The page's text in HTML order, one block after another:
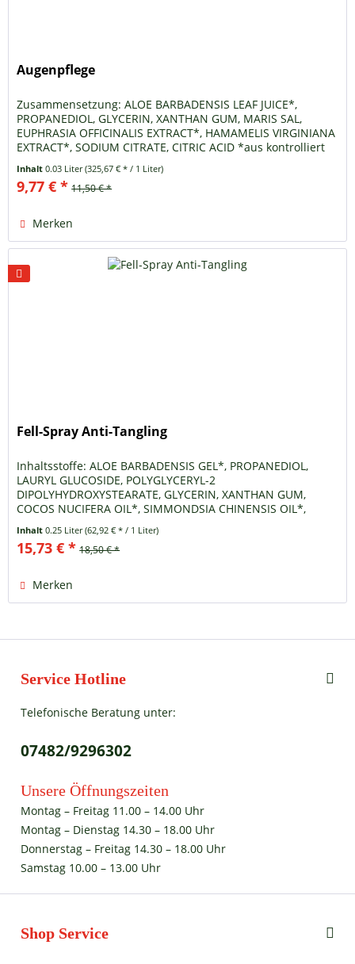
Augenpflege
Zusammensetzung: ALOE BARBADENSIS LEAF JUICE*,
PROPANEDIOL, GLYCERIN, XANTHAN GUM, MARIS SAL,
EUPHRASIA OFFICINALIS EXTRACT*, HAMAMELIS VIRGINIANA
EXTRACT*, SODIUM CITRATE, CITRIC ACID *aus kontrolliert
Inhalt0.03 Liter(325,67 € * / 1 Liter)
9,77 € * 11,50 € *
Merken
Fell-Spray Anti-Tangling
Inhaltsstoffe: ALOE BARBADENSIS GEL*, PROPANEDIOL,
LAURYL GLUCOSIDE, POLYGLYCERYL-2
DIPOLYHYDROXYSTEARATE, GLYCERIN, XANTHAN GUM,
COCOS NUCIFERA OIL*, SIMMONDSIA CHINENSIS OIL*,
Inhalt0.25 Liter(62,92 € * / 1 Liter)
15,73 € * 18,50 € *
Merken
Service Hotline
Telefonische Beratung unter:
07482/9296302
Unsere Öffnungszeiten
Montag – Freitag 11.00 – 14.00 Uhr
Montag – Dienstag 14.30 – 18.00 Uhr
Donnerstag – Freitag 14.30 – 18.00 Uhr
Samstag 10.00 – 13.00 Uhr
Shop Service